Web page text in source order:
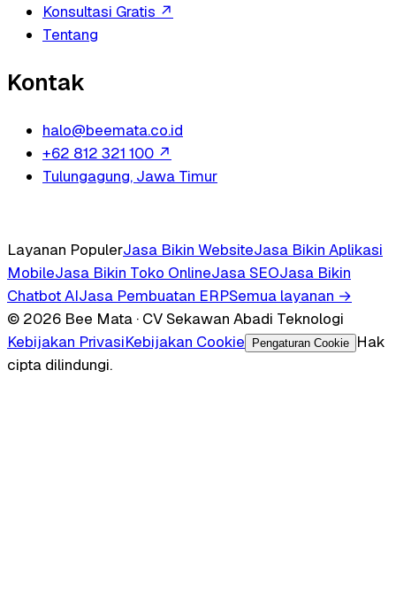
Konsultasi Gratis ↗
Tentang
Kontak
halo@beemata.co.id
+62 812 321 100 ↗
Tulungagung, Jawa Timur
Layanan PopulerJasa Bikin WebsiteJasa Bikin Aplikasi
MobileJasa Bikin Toko OnlineJasa SEOJasa Bikin
Chatbot AIJasa Pembuatan ERPSemua layanan →
© 2026 Bee Mata · CV Sekawan Abadi Teknologi
Kebijakan PrivasiKebijakan Cookie Pengaturan Cookie
Hak
cipta dilindungi.